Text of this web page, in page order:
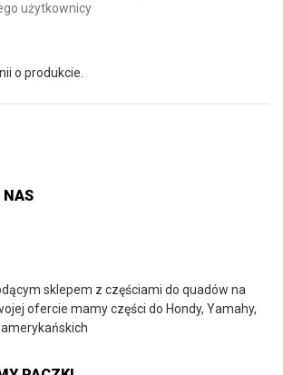
użytkownicy
o produkcie.
NAS
sklepem z częściami do quadów na
ofercie mamy części do Hondy, Yamahy,